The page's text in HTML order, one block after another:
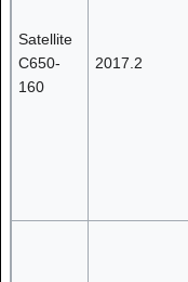
Satellite
C650-
160
2017.2